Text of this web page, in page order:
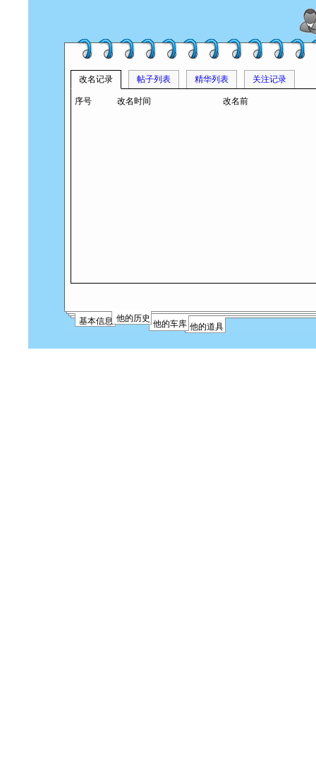
改名记录 帖子列表 精华列表 关注记录
序号 改名时间 改名前
基本信息 他的历史
他的车库 他的道具